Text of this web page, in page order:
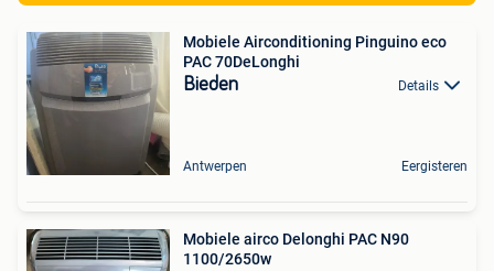
Mobiele Airconditioning Pinguino eco
PAC 70DeLonghi
Bieden Details
Antwerpen Eergisteren
Mobiele airco Delonghi PAC N90
1100/2650w